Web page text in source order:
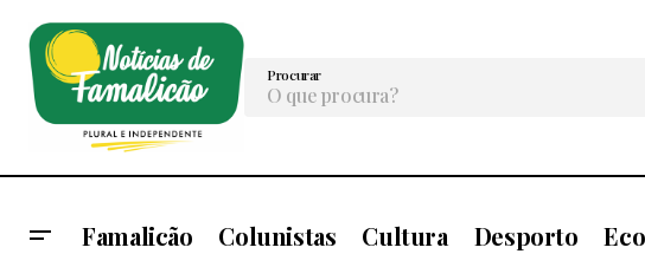
Procurar
Famalicão Colunistas Cultura Desporto